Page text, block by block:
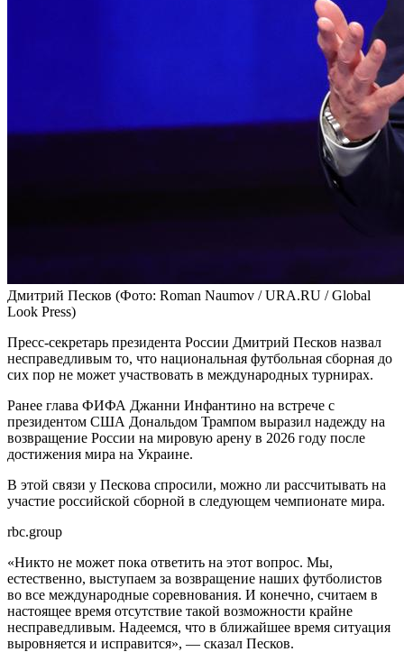
Дмитрий Песков (Фото: Roman Naumov / URA.RU / Global
Look Press)
Пресс-секретарь президента России Дмитрий Песков назвал
несправедливым то, что национальная футбольная сборная до
сих пор не может участвовать в международных турнирах.
Ранее глава ФИФА Джанни Инфантино на встрече с
президентом США Дональдом Трампом выразил надежду на
возвращение России на мировую арену в 2026 году после
достижения мира на Украине.
В этой связи у Пескова спросили, можно ли рассчитывать на
участие российской сборной в следующем чемпионате мира.
rbc.group
«Никто не может пока ответить на этот вопрос. Мы,
естественно, выступаем за возвращение наших футболистов
во все международные соревнования. И конечно, считаем в
настоящее время отсутствие такой возможности крайне
несправедливым. Надеемся, что в ближайшее время ситуация
выровняется и исправится», — сказал Песков.